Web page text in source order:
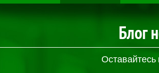
Блог
Оставайтесь